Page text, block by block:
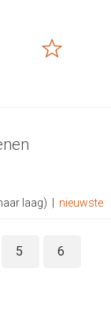
laag) nieuwste
5 6